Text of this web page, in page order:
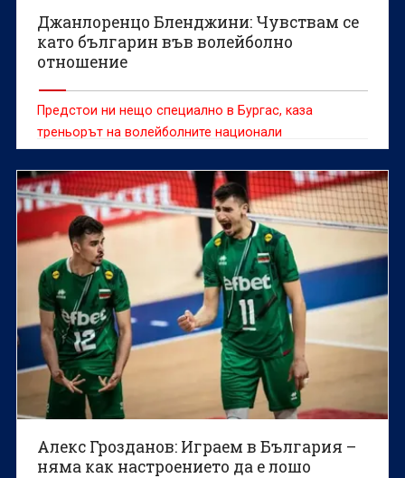
Джанлоренцо Бленджини: Чувствам се
като българин във волейболно
отношение
Предстои ни нещо специално в Бургас, каза
треньорът на волейболните национали
Алекс Грозданов: Играем в България –
няма как настроението да е лошо